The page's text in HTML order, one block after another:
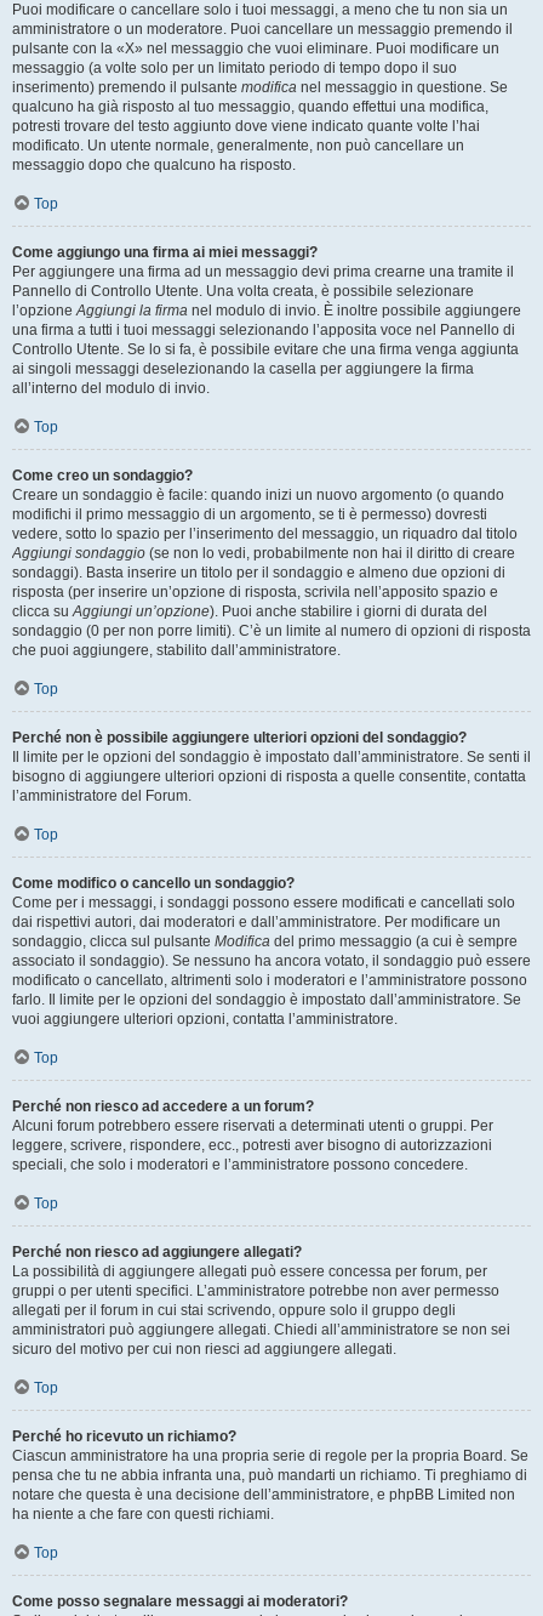
Puoi modificare o cancellare solo i tuoi messaggi, a meno che tu non sia un
amministratore o un moderatore. Puoi cancellare un messaggio premendo il
pulsante con la «X» nel messaggio che vuoi eliminare. Puoi modificare un
messaggio (a volte solo per un limitato periodo di tempo dopo il suo
inserimento) premendo il pulsante modifica nel messaggio in questione. Se
qualcuno ha già risposto al tuo messaggio, quando effettui una modifica,
potresti trovare del testo aggiunto dove viene indicato quante volte l’hai
modificato. Un utente normale, generalmente, non può cancellare un
messaggio dopo che qualcuno ha risposto.
Top
Come aggiungo una firma ai miei messaggi?
Per aggiungere una firma ad un messaggio devi prima crearne una tramite il
Pannello di Controllo Utente. Una volta creata, è possibile selezionare
l’opzioneAggiungi la firma nel modulo di invio. È inoltre possibile aggiungere
una firma a tutti i tuoi messaggi selezionando l’apposita voce nel Pannello di
Controllo Utente. Se lo si fa, è possibile evitare che una firma venga aggiunta
ai singoli messaggi deselezionando la casella per aggiungere la firma
all’interno del modulo di invio.
Top
Come creo un sondaggio?
Creare un sondaggio è facile: quando inizi un nuovo argomento (o quando
modifichi il primo messaggio di un argomento, se ti è permesso) dovresti
vedere, sotto lo spazio per l’inserimento del messaggio, un riquadro dal titolo
Aggiungi sondaggio (se non lo vedi, probabilmente non hai il diritto di creare
sondaggi). Basta inserire un titolo per il sondaggio e almeno due opzioni di
risposta (per inserire un’opzione di risposta, scrivila nell’apposito spazio e
clicca suAggiungi un’opzione). Puoi anche stabilire i giorni di durata del
sondaggio (0 per non porre limiti). C’è un limite al numero di opzioni di risposta
che puoi aggiungere, stabilito dall’amministratore.
Top
Perché non è possibile aggiungere ulteriori opzioni del sondaggio?
Il limite per le opzioni del sondaggio è impostato dall’amministratore. Se senti il
bisogno di aggiungere ulteriori opzioni di risposta a quelle consentite, contatta
l’amministratore del Forum.
Top
Come modifico o cancello un sondaggio?
Come per i messaggi, i sondaggi possono essere modificati e cancellati solo
dai rispettivi autori, dai moderatori e dall’amministratore. Per modificare un
sondaggio, clicca sul pulsante Modifica del primo messaggio (a cui è sempre
associato il sondaggio). Se nessuno ha ancora votato, il sondaggio può essere
modificato o cancellato, altrimenti solo i moderatori e l’amministratore possono
farlo. Il limite per le opzioni del sondaggio è impostato dall’amministratore. Se
vuoi aggiungere ulteriori opzioni, contatta l’amministratore.
Top
Perché non riesco ad accedere a un forum?
Alcuni forum potrebbero essere riservati a determinati utenti o gruppi. Per
leggere, scrivere, rispondere, ecc., potresti aver bisogno di autorizzazioni
speciali, che solo i moderatori e l’amministratore possono concedere.
Top
Perché non riesco ad aggiungere allegati?
La possibilità di aggiungere allegati può essere concessa per forum, per
gruppi o per utenti specifici. L’amministratore potrebbe non aver permesso
allegati per il forum in cui stai scrivendo, oppure solo il gruppo degli
amministratori può aggiungere allegati. Chiedi all’amministratore se non sei
sicuro del motivo per cui non riesci ad aggiungere allegati.
Top
Perché ho ricevuto un richiamo?
Ciascun amministratore ha una propria serie di regole per la propria Board. Se
pensa che tu ne abbia infranta una, può mandarti un richiamo. Ti preghiamo di
notare che questa è una decisione dell’amministratore, e phpBB Limited non
ha niente a che fare con questi richiami.
Top
Come posso segnalare messaggi ai moderatori?